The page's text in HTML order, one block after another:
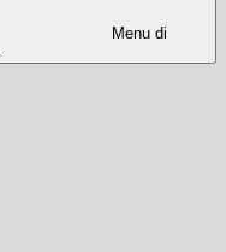
Menu di